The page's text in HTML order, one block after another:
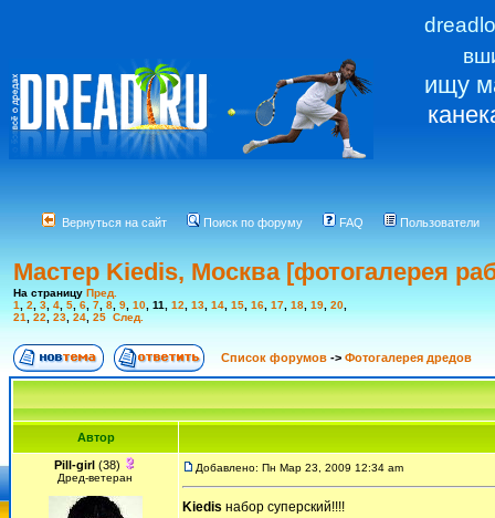
ищу
Вернуться на сайт Поиск по форуму FAQ Пользователи
Мастер Kiedis, Москва [фотогалерея
На страницу Пред.
1
2 3 4 5 6 7 8 9 10 11 12 13 14 15 16 17 18 19 20
21
22 23 24 25 След.
Список форумов -> Фотогалерея дредов
Автор
Pill-girl (38)
Дред-ветеран
Добавлено: Пн Мар 23, 2009 12:34 am
Kiedis набор суперский!!!!